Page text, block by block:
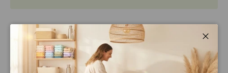
BESCHREIBUNG